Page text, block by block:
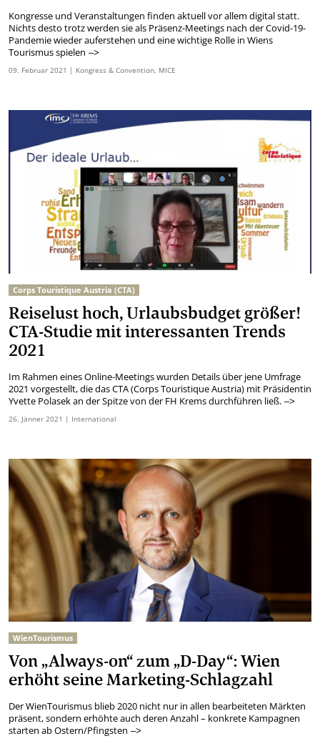
Kongresse und Veranstaltungen finden aktuell vor allem digital statt.
Nichts desto trotz werden sie als Präsenz-Meetings nach der Covid-19-
Pandemie wieder auferstehen und eine wichtige Rolle in Wiens
Tourismus spielen –>
09. Februar2021 | Kongress & Convention, MICE
Corps Touristique Austria (CTA)
Reiselust hoch, Urlaubsbudget größer!
CTA-Studie mit interessanten Trends
2021
Im Rahmen eines Online-Meetings wurden Details über jene Umfrage
2021 vorgestellt, die das CTA (Corps Touristique Austria) mit Präsidentin
Yvette Polasek an der Spitze von der FH Krems durchführen ließ.–>
26. Jänner2021 | International
WienTourismus
Von „Always-on“ zum „D-Day“: Wien
erhöht seine Marketing-Schlagzahl
Der WienTourismus blieb 2020 nicht nur in allen bearbeiteten Märkten
präsent, sondern erhöhte auch deren Anzahl – konkrete Kampagnen
starten ab Ostern/Pfingsten –>